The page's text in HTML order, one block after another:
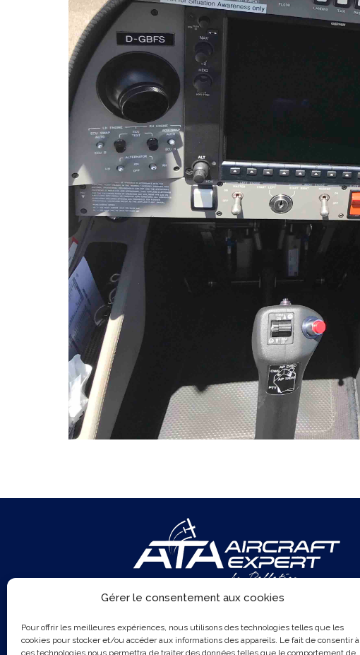
Gérer le consentement aux cookies
Pour offrir les meilleures expériences, nous utilisons des technologies telles que les
cookies pour stocker et/ou accéder aux informations des appareils. Le fait de consentir à
ces technologies nous permettra de traiter des données telles que le comportement de